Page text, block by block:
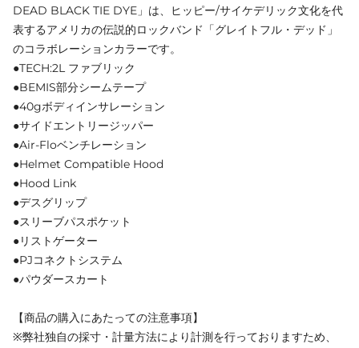
DEAD BLACK TIE DYE」は、ヒッピー/サイケデリック文化を代
表するアメリカの伝説的ロックバンド「グレイトフル・デッド」
のコラボレーションカラーです。
●TECH:2L ファブリック
●BEMIS部分シームテープ
●40gボディインサレーション
●サイドエントリージッパー
●Air-Floベンチレーション
●Helmet Compatible Hood
●Hood Link
●デスグリップ
●スリーブパスポケット
●リストゲーター
●PJコネクトシステム
●パウダースカート
【商品の購入にあたっての注意事項】
※弊社独自の採寸・計量方法により計測を行っておりますため、